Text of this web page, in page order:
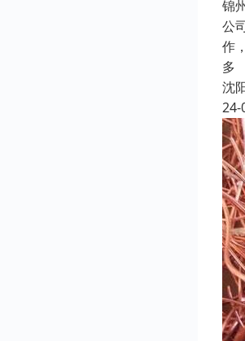
锦
公
作
多
沈
24-